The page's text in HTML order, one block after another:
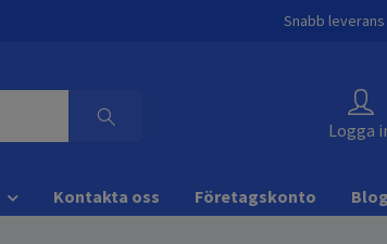
Snabb
Logga
Kontakta oss Företagskonto